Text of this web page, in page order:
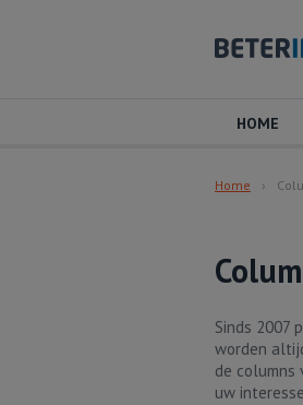
HOME
Home
Sinds 2007
worden
de
uw